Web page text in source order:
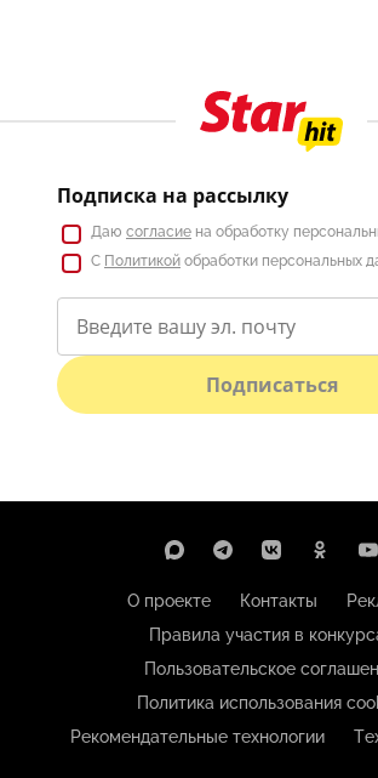
Подписка на рассылку
Даю согласие на обработку
С Политикой обработки персональных
Подписаться
О проекте Контакты
Правила участия в
Пользовательское
Политика использования
Рекомендательные технологии